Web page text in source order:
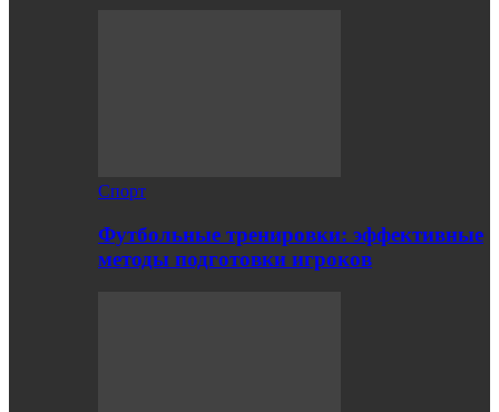
Спорт
Футбольные тренировки: эффективные
методы подготовки игроков